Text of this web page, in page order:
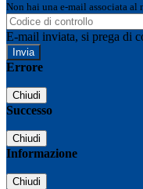
Non hai una e-mail associata al
E-mail inviata, si prega di
Errore
Chiudi
Successo
Chiudi
Informazione
Chiudi